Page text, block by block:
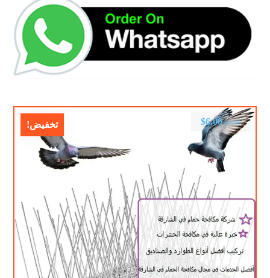
تخفيض! $8.00
$6.00